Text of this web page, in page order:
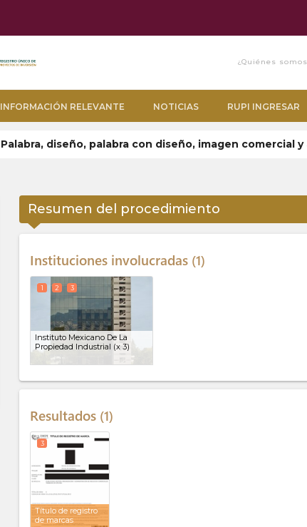
¿Quiénes
INFORMACIÓN RELEVANTE NOTICIAS RUPI INGRESAR
Palabra, diseño, palabra con diseño, imagen comercial
Resumen del procedimiento
Instituciones involucradas 1
Instituto Mexicano De La
Propiedad Industrial (x 3)
1 2 3
Resultados 1
Título de registro
de marcas
3